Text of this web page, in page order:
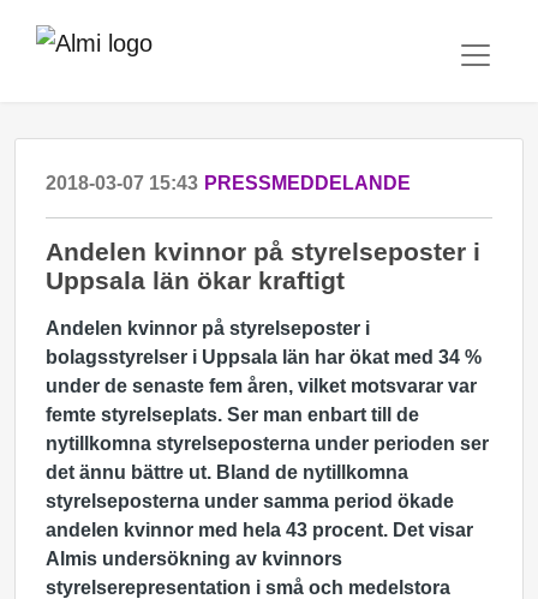
2018-03-07 15:43 PRESSMEDDELANDE
Andelen kvinnor på styrelseposter i
Uppsala län ökar kraftigt
Andelen kvinnor på styrelseposter i
bolagsstyrelser i Uppsala län har ökat med 34 %
under de senaste fem åren, vilket motsvarar var
femte styrelseplats. Ser man enbart till de
nytillkomna styrelseposterna under perioden ser
det ännu bättre ut. Bland de nytillkomna
styrelseposterna under samma period ökade
andelen kvinnor med hela 43 procent. Det visar
Almis undersökning av kvinnors
styrelserepresentation i små och medelstora